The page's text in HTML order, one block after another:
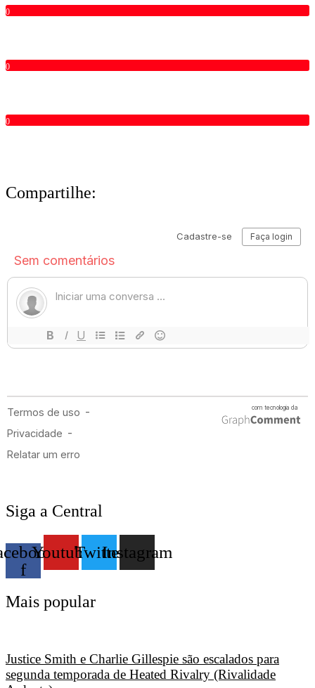
0
0
0
Compartilhe:
Siga a Central
f
YoutubeTwitterInstagram
Mais popular
Justice Smith e Charlie Gillespie são escalados para
segunda temporada de Heated Rivalry (Rivalidade